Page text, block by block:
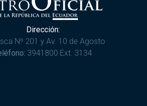
Dirección:
Nº 201 y Av. 10 de Agosto
3941800 Ext. 3134